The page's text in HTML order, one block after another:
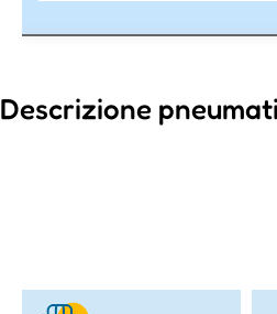
Descrizione